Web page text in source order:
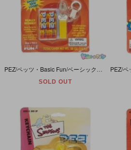
SOLD OUT